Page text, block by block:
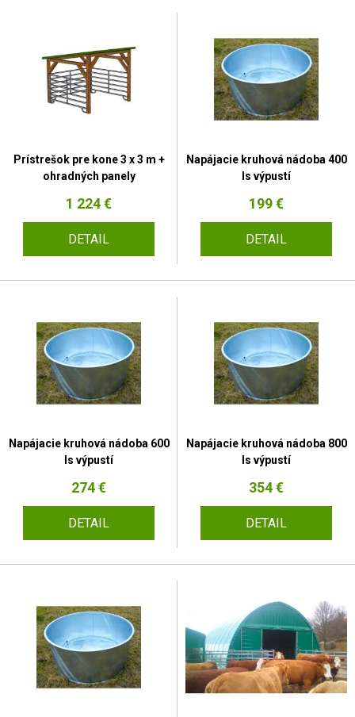
Prístrešok pre kone 3 x 3 m +
ohradných panely
1 224 €
DETAIL
Napájacie kruhová nádoba 400
ls výpustí
199 €
DETAIL
Napájacie kruhová nádoba 600
ls výpustí
274 €
DETAIL
Napájacie kruhová nádoba 800
ls výpustí
354 €
DETAIL